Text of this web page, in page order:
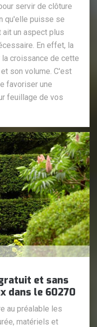
servir de clôture
qu'elle puisse se
un aspect plus
En effet, la
croissance de cette
son volume. C'est
favoriser une
feuillage de vos
et sans
dans le 60270
au préalable les
matériels et